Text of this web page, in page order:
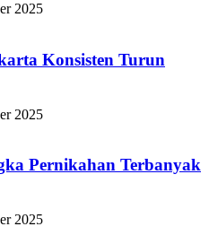
2025
Konsisten Turun
2025
Pernikahan Terbanyak
2025